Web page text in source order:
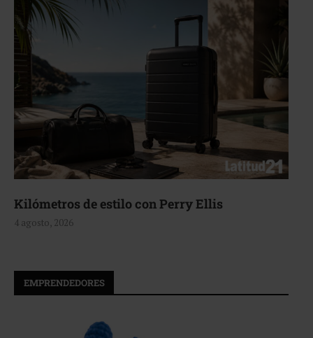
Aerie, texturas que fluyen
4 agosto, 2026
EMPRENDEDORES